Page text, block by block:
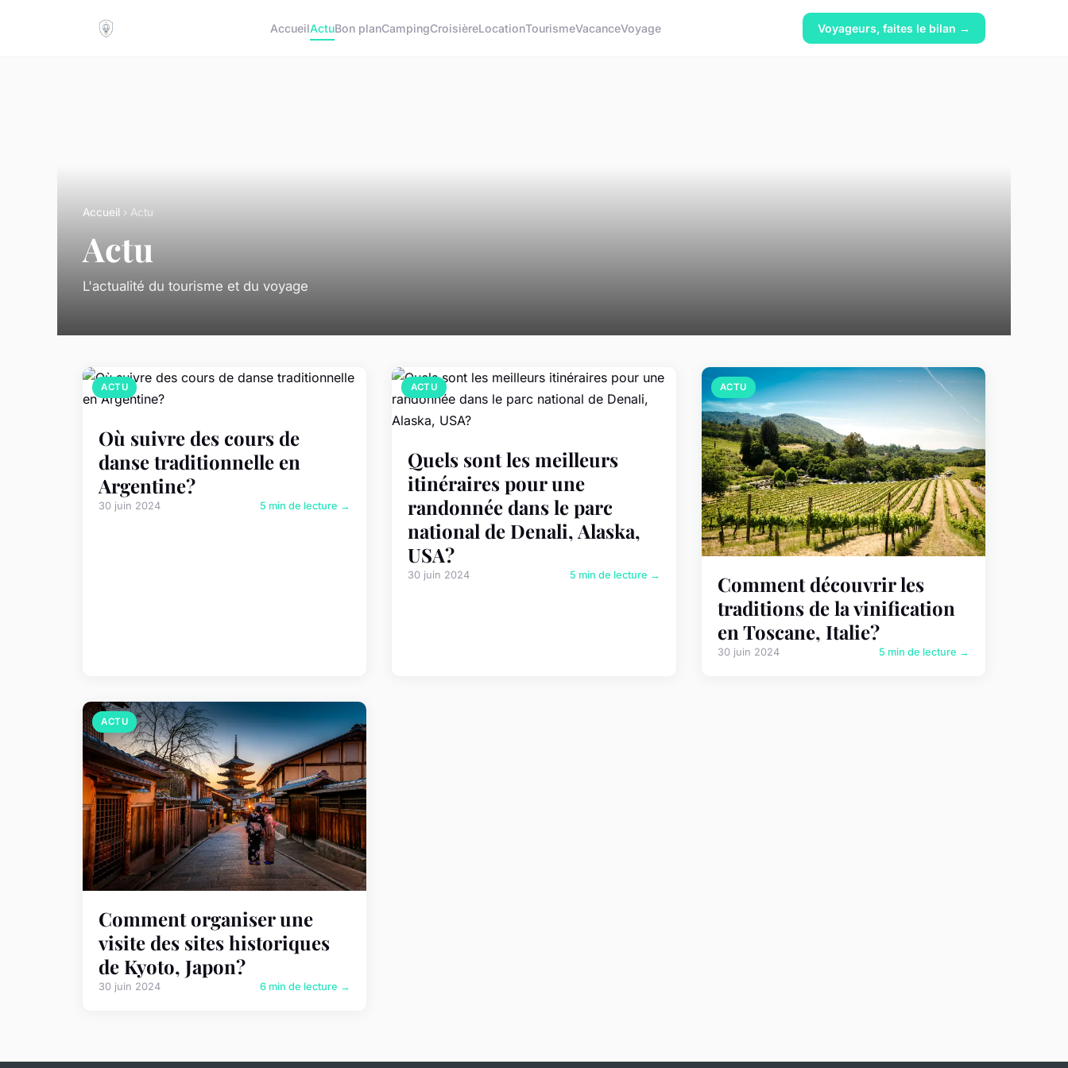
AccueilActuBon planCampingCroisièreLocationTourismeVacanceVoyage Voyageurs, faites le bilan →
Accueil › Actu
Actu
L'actualité du tourisme et du voyage
ACTU
Où suivre des cours de
danse traditionnelle en
Argentine?
30 juin 2024 5 min de lecture →
ACTU
Quels sont les meilleurs
itinéraires pour une
randonnée dans le parc
national de Denali, Alaska,
USA?
30 juin 2024 5 min de lecture →
ACTU
Comment découvrir les
traditions de la vinification
en Toscane, Italie?
30 juin 2024 5 min de lecture →
ACTU
Comment organiser une
visite des sites historiques
de Kyoto, Japon?
30 juin 2024 6 min de lecture →